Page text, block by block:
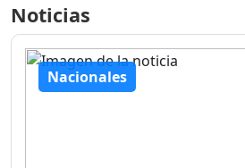
Noticias
Nacionales